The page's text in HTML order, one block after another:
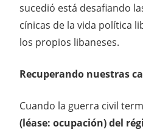
sucedió está desafiando
cínicas de la vida política
los propios libaneses.
Recuperando nuestras
Cuando la guerra civil
(léase: ocupación) del